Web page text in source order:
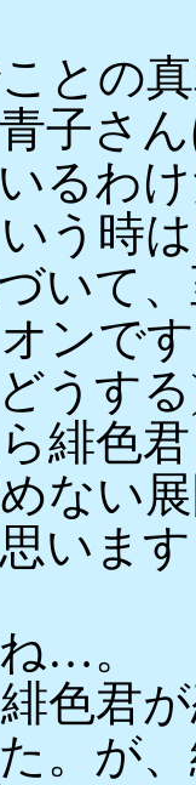
との
子さ
るわ
う時
いて
ンで
うす
緋色
ない
いま
…。
色君
。が